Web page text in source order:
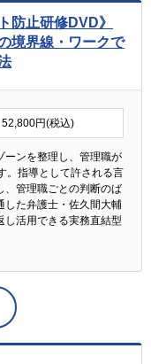
防止研修DVD》
境界線・ワークで
52,800円(税込)
ーンを整理し、管理職が
。指導として許される言
、管理職ごとの判断のば
した弁護士・佐久間大輔
し活用できる実務直結型